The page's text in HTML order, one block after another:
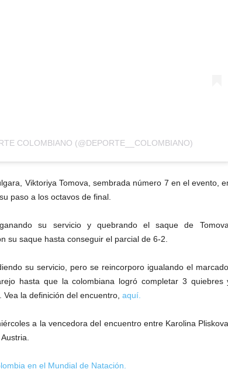
COLOMBIANO (@DEPORTE__COLOMBIANO)
Viktoriya Tomova, sembrada número 7 en el evento,
paso a los octavos de final.
su servicio y quebrando el saque de
su saque hasta conseguir el parcial de 6-2.
su servicio, pero se reincorporo igualando el
hasta que la colombiana logró completar 3 quiebres
la definición del encuentro, aquí.
a la vencedora del encuentro entre Karolina
en el Mundial de Natación.